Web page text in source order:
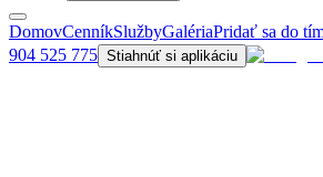
DomovCenníkSlužbyGalériaPridať sa do
904 525 775 Stiahnúť si aplikáciu